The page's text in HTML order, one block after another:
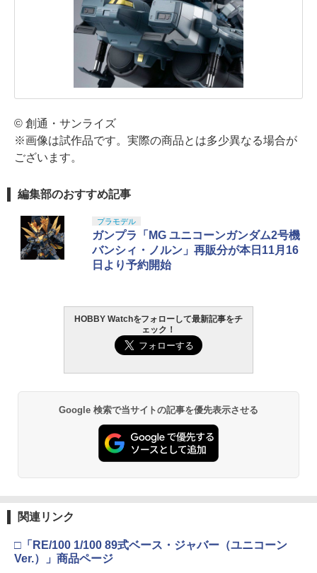
© 創通・サンライズ
※画像は試作品です。実際の商品とは多少異なる場合が
ございます。
編集部のおすすめ記事
プラモデル
ガンプラ「MG ユニコーンガンダム2号機
バンシィ・ノルン」再販分が本日11月16
日より予約開始
HOBBY Watchをフォローして最新記事をチ
ェック！
Google 検索で当サイトの記事を優先表示させる
関連リンク
□「RE/100 1/100 89式ベース・ジャバー（ユニコーン
Ver.）」商品ページ